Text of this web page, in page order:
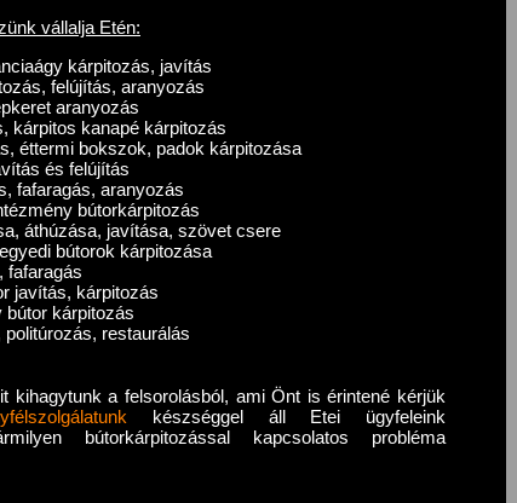
vállalja Etén:
kárpitozás, javítás
felújítás, aranyozás
aranyozás
kárpitos kanapé kárpitozás
éttermi bokszok, padok kárpitozása
és felújítás
fafaragás, aranyozás
bútorkárpitozás
áthúzása, javítása, szövet csere
bútorok kárpitozása
fafaragás
javítás, kárpitozás
bútor kárpitozás
restaurálás
kihagytunk a felsorolásból, ami Önt is érintené kérjük
készséggel áll Etei ügyfeleink
bútorkárpitozással kapcsolatos probléma